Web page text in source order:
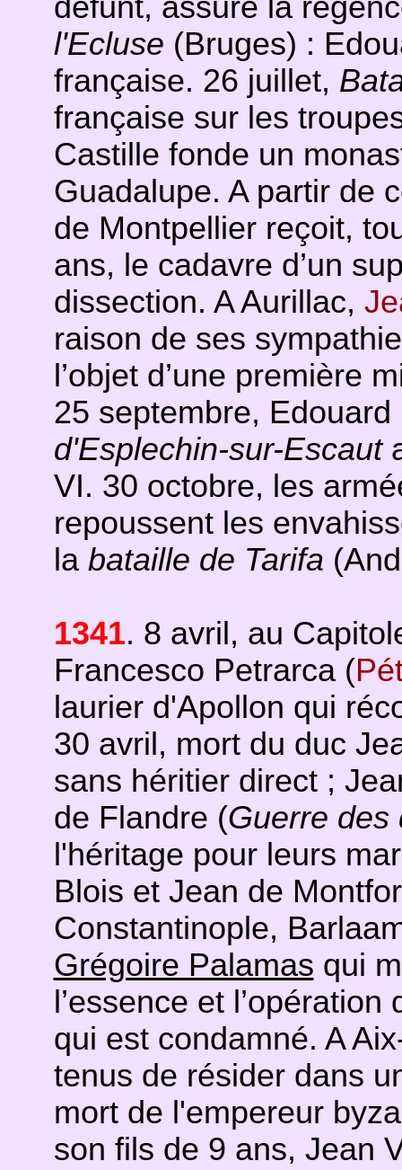
défunt, assure la
l'Ecluse (Bruges) :
française. 26 juillet,
française sur les
Castille fonde un
Guadalupe. A partir de
de Montpellier reçoit,
ans, le cadavre d’un
dissection. A Aurillac,
raison de ses
l’objet d’une première
25 septembre,
d'Esplechin-sur-Escaut
VI. 30 octobre, les
repoussent les
la bataille de Tarifa
1341. 8 avril, au
Francesco Petrarca (
laurier d'Apollon qui
30 avril, mort du duc
sans héritier direct ;
de Flandre (Guerre des
l'héritage pour leurs
Blois et Jean de
Constantinople,
Grégoire Palamas qui
l’essence et
qui est condamné. A
tenus de résider dans
mort de l'empereur
son fils de 9 ans, Jean